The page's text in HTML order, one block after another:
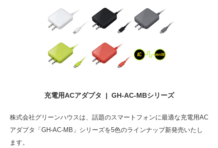
充電用ACアダプタ | GH-AC-MBシリーズ
株式会社グリーンハウスは、話題のスマートフォンに最適な充電用AC
アダプタ「GH-AC-MB」シリーズを5色のラインナップ新発売いたし
ます。